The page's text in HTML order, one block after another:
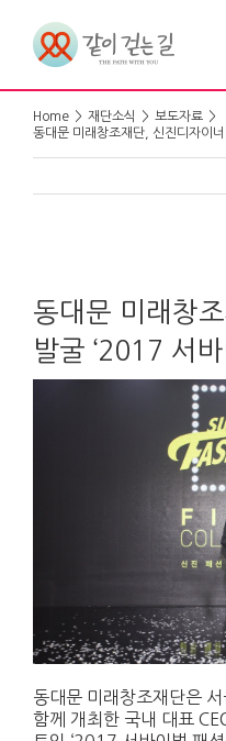
Home > 재단소식 > 보도자료 >
동대문 미래창조재단, 신진디자이
동대문 미래창
발굴 ‘2017 서
동대문 미래창조재단은
함께 개최한 국내 대표